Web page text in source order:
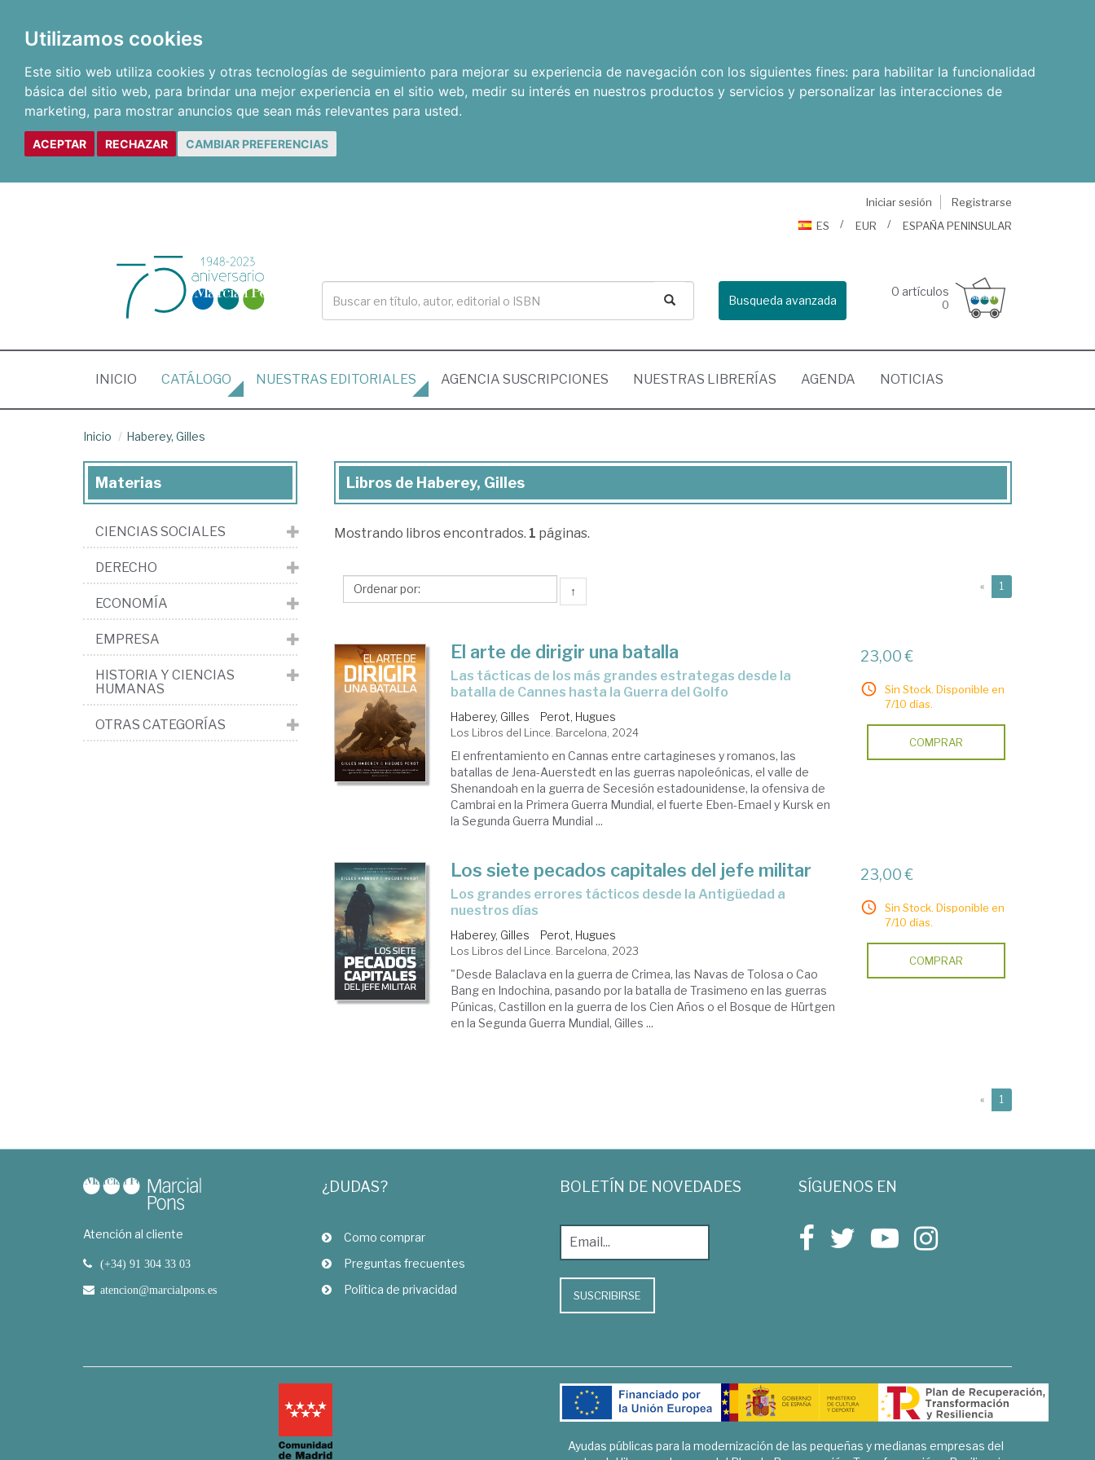
Utilizamos cookies
Este sitio web utiliza cookies y otras tecnologías de seguimiento para mejorar su experiencia de navegación con los siguientes fines: para habilitar la funcionalidad
básica del sitio web, para brindar una mejor experiencia en el sitio web, medir su interés en nuestros productos y servicios y personalizar las interacciones de
marketing, para mostrar anuncios que sean más relevantes para usted.
ACEPTAR RECHAZAR CAMBIAR PREFERENCIAS
Iniciar sesión
Registrarse
ES
EUR ESPAÑA PENINSULAR
Busqueda avanzada
0 artículos
0
INICIO (CURRENT)
CATÁLOGO NUESTRAS EDITORIALES AGENCIA SUSCRIPCIONES NUESTRAS LIBRERÍAS AGENDA NOTICIAS
Inicio Haberey, Gilles
Libros
Haberey,
Libros de Haberey, Gilles
Mostrando libros encontrados. 1 páginas.
↑ « 1
El arte de dirigir una batalla
las tácticas de los más grandes estrategas desde la
batalla de Cannes hasta la Guerra del Golfo
Haberey, Gilles Perot, Hugues
Los Libros del Lince. Barcelona, 2024
El enfrentamiento en Cannas entre cartagineses y romanos, las
batallas de Jena-Auerstedt en las guerras napoleónicas, el valle de
Shenandoah en la guerra de Secesión estadounidense, la ofensiva de
Cambrai en la Primera Guerra Mundial, el fuerte Eben-Emael y Kursk en
la Segunda Guerra Mundial ...
23,00 €
Sin Stock. Disponible en
7/10 días.
COMPRAR
Los siete pecados capitales del jefe militar
los grandes errores tácticos desde la Antigüedad a
nuestros días
Haberey, Gilles Perot, Hugues
Los Libros del Lince. Barcelona, 2023
"Desde Balaclava en la guerra de Crimea, las Navas de Tolosa o Cao
Bang en Indochina, pasando por la batalla de Trasimeno en las guerras
Púnicas, Castillon en la guerra de los Cien Años o el Bosque de Hürtgen
en la Segunda Guerra Mundial, Gilles ...
23,00 €
Sin Stock. Disponible en
7/10 días.
COMPRAR
« 1
Materias
CIENCIAS SOCIALES
DERECHO
ECONOMÍA
EMPRESA
HISTORIA Y CIENCIAS
HUMANAS
OTRAS CATEGORÍAS
Atención al cliente
(+34) 91 304 33 03
atencion@marcialpons.es
¿DUDAS?
Como comprar
Preguntas frecuentes
Política de privacidad
BOLETÍN DE NOVEDADES
SUSCRIBIRSE
SÍGUENOS EN
Ayudas públicas para la modernización de las pequeñas y medianas empresas del